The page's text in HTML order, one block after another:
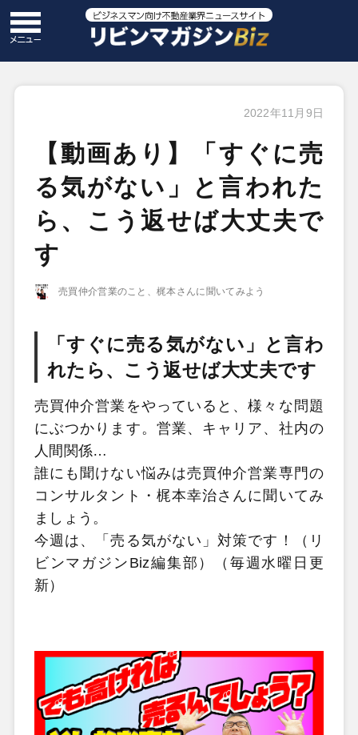
2022年11月9日
【動画あり】「すぐに売
る気がない」と言われた
ら、こう返せば大丈夫で
す
売買仲介営業のこと、梶本さんに聞いてみよう
「すぐに売る気がない」と言わ
れたら、こう返せば大丈夫です
売買仲介営業をやっていると、様々な問題
にぶつかります。営業、キャリア、社内の
人間関係…
誰にも聞けない悩みは売買仲介営業専門の
コンサルタント・梶本幸治さんに聞いてみ
ましょう。
今週は、「売る気がない」対策です！（リ
ビンマガジンBiz編集部）（毎週水曜日更
新）